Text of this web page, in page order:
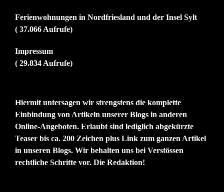
Ferienwohnungen in Nordfriesland und der Insel Sylt
( 37.066 Aufrufe)
Impressum
( 29.834 Aufrufe)
Hiermit untersagen wir strengstens die komplette
Einbindung von Artikeln unserer Blogs in anderen
Online-Angeboten. Erlaubt sind lediglich abgekürzte
Teaser bis ca. 200 Zeichen plus Link zum ganzen Artikel
in unseren Blogs. Wir behalten uns bei Verstössen
rechtliche Schritte vor. Die Redaktion!